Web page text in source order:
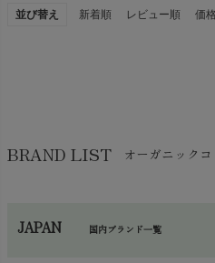
並び替え 新着順 レビュー順 価
BRAND LIST オーガニック
JAPAN 国内ブランド一覧